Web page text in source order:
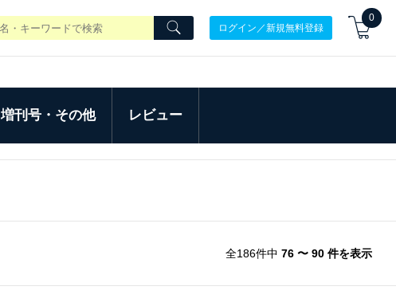
ログイン／新規無料登録
0
増刊号・その他 レビュー
全186件中 76 〜 90 件を表示